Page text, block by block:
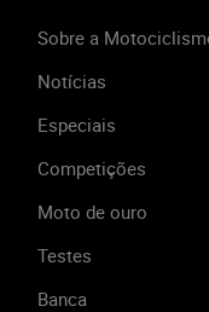
Sobre a
Notícias
Especiais
Competições
Moto de ouro
Testes
Banca